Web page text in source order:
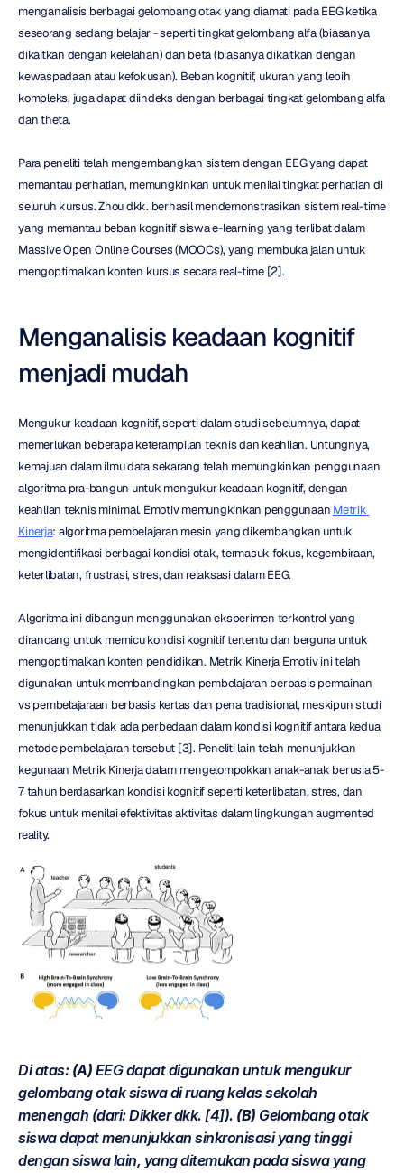
menganalisis berbagai gelombang otak yang diamati pada EEG ketika
seseorang sedang belajar - seperti tingkat gelombang alfa (biasanya
dikaitkan dengan kelelahan) dan beta (biasanya dikaitkan dengan
kewaspadaan atau kefokusan). Beban kognitif, ukuran yang lebih
kompleks, juga dapat diindeks dengan berbagai tingkat gelombang alfa
dan theta.
Para peneliti telah mengembangkan sistem dengan EEG yang dapat
memantau perhatian, memungkinkan untuk menilai tingkat perhatian di
seluruh kursus. Zhou dkk. berhasil mendemonstrasikan sistem real-time
yang memantau beban kognitif siswa e-learning yang terlibat dalam
Massive Open Online Courses (MOOCs), yang membuka jalan untuk
mengoptimalkan konten kursus secara real-time [2].
Menganalisis keadaan kognitif
menjadi mudah
Mengukur keadaan kognitif, seperti dalam studi sebelumnya, dapat
memerlukan beberapa keterampilan teknis dan keahlian. Untungnya,
kemajuan dalam ilmu data sekarang telah memungkinkan penggunaan
algoritma pra-bangun untuk mengukur keadaan kognitif, dengan
keahlian teknis minimal. Emotiv memungkinkan penggunaan Metrik
Kinerja: algoritma pembelajaran mesin yang dikembangkan untuk
mengidentifikasi berbagai kondisi otak, termasuk fokus, kegembiraan,
keterlibatan, frustrasi, stres, dan relaksasi dalam EEG.
Algoritma ini dibangun menggunakan eksperimen terkontrol yang
dirancang untuk memicu kondisi kognitif tertentu dan berguna untuk
mengoptimalkan konten pendidikan. Metrik Kinerja Emotiv ini telah
digunakan untuk membandingkan pembelajaran berbasis permainan
vs pembelajaraan berbasis kertas dan pena tradisional, meskipun studi
menunjukkan tidak ada perbedaan dalam kondisi kognitif antara kedua
metode pembelajaran tersebut [3]. Peneliti lain telah menunjukkan
kegunaan Metrik Kinerja dalam mengelompokkan anak-anak berusia 5-
7 tahun berdasarkan kondisi kognitif seperti keterlibatan, stres, dan
fokus untuk menilai efektivitas aktivitas dalam lingkungan augmented
reality.
Di atas: (A) EEG dapat digunakan untuk mengukur
gelombang otak siswa di ruang kelas sekolah
menengah (dari: Dikker dkk. [4]). (B) Gelombang otak
siswa dapat menunjukkan sinkronisasi yang tinggi
dengan siswa lain, yang ditemukan pada siswa yang